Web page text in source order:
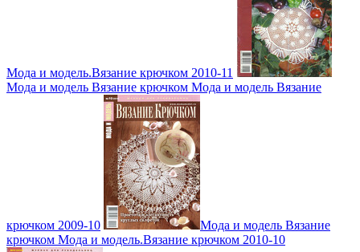
Мода и модель.Вязание крючком 2010-11
Мода и модель Вязание крючком Мода и модель Вязание
крючком 2009-10
Мода и модель Вязание
крючком Мода и модель.Вязание крючком 2010-10